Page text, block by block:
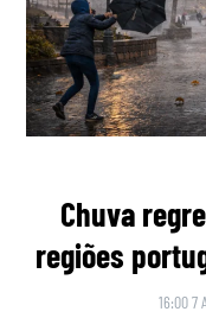
Chuva
regiões
16:00 7